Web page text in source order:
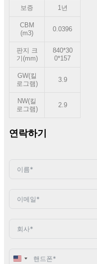
보증 1년
CBM
(m3)
0.0396
판지 크
기(mm)
840*30
0*157
GW(킬
로그램)
3.9
NW(킬
로그램)
2.9
연락하기
United